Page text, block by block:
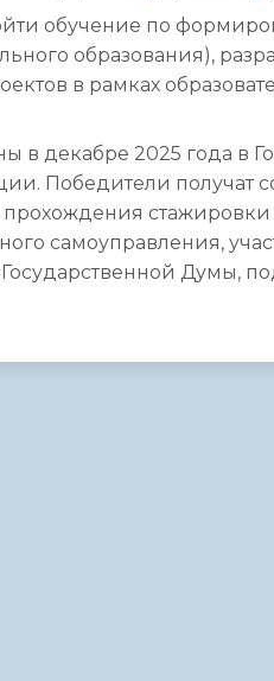
обучение по
образования),
в рамках
в декабре 2025 года в
Победители получат
прохождения
самоуправления,
Думы,